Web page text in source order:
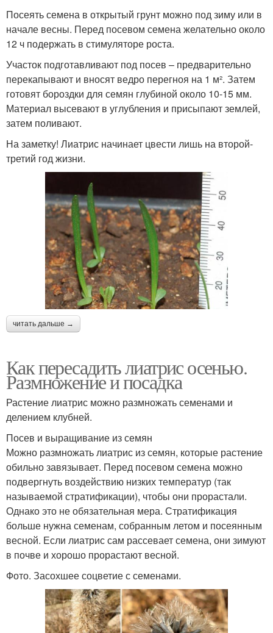
Посеять семена в открытый грунт можно под зиму или в
начале весны. Перед посевом семена желательно около
12 ч подержать в стимуляторе роста.
Участок подготавливают под посев – предварительно
перекапывают и вносят ведро перегноя на 1 м². Затем
готовят бороздки для семян глубиной около 10-15 мм.
Материал высевают в углубления и присыпают землей,
затем поливают.
На заметку! Лиатрис начинает цвести лишь на второй-
третий год жизни.
читать дальше →
Как пересадить лиатрис осенью.
Размножение и посадка
Растение лиатрис можно размножать семенами и
делением клубней.
Посев и выращивание из семян
Можно размножать лиатрис из семян, которые растение
обильно завязывает. Перед посевом семена можно
подвергнуть воздействию низких температур (так
называемой стратификации), чтобы они прорастали.
Однако это не обязательная мера. Стратификация
больше нужна семенам, собранным летом и посеянным
весной. Если лиатрис сам рассевает семена, они зимуют
в почве и хорошо прорастают весной.
Фото. Засохшее соцветие с семенами.